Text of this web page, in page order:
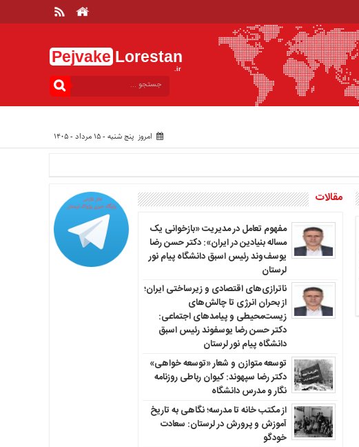
Pejvake Lorestan
.ir
امروز پنج شنبه - ۱۵ مرداد - ۱۴۰۵
مقالات
مفهوم تعامل در مدیریت «بازخوانی یک
مساله بنیادین در ایران»: دکتر حسن رضا
یوسف‌وند رئیس اسبق دانشگاه پیام نور
لرستان
ناترازی‌های اقتصادی و زیرساختی ایران؛
از بحران انرژی تا چالش‌های
زیست‌محیطی و پیامدهای اجتماعی:
دکتر حسن رضا یوسفوند رئیس اسبق
دانشگاه پیام نور لرستان
توسعه متوازن و شعار «توسعه خواهی»
دکتر رضا سپهوند: کیوان رباطی روزنامه
نگار و مدرس دانشگاه
از مکتب خانه تا مدرسه؛ نگاهی به تاریخ
آموزش و پرورش در لرستان: سعادت
خودگو